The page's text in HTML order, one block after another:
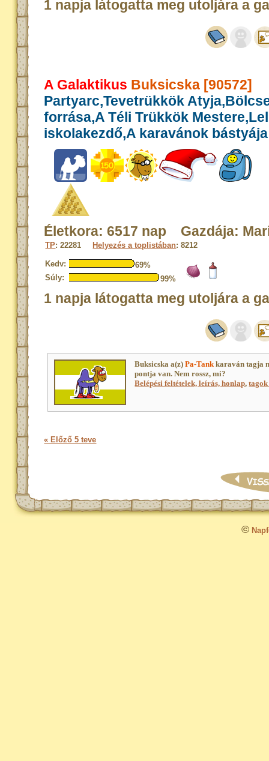
1 napja látogatta meg utoljára a
A Galaktikus Buksicska [90572]
Partyarc,Tevetrükkök
forrása,A Téli Trükkök
iskolakezdő,A karavánok bástyája
Életkora: 6517 nap Gazdája:
TP: 22281 Helyezés a toplistában: 8212
Kedv:
69%
Súly:
99%
1 napja látogatta meg utoljára a
Buksicska a(z)Pa-Tankkaraván tagja
pontja van. Nem rossz, mi?
Belépési feltételek, leírás, honlap,
« Előző 5 teve
©